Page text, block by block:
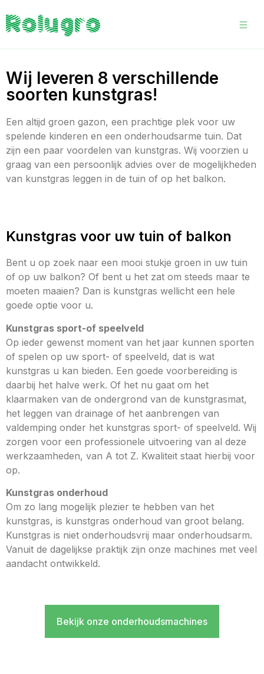
Wij leveren 8 verschillende
soorten kunstgras!
Een altijd groen gazon, een prachtige plek voor uw
spelende kinderen en een onderhoudsarme tuin. Dat
zijn een paar voordelen van kunstgras. Wij voorzien u
graag van een persoonlijk advies over de mogelijkheden
van kunstgras leggen in de tuin of op het balkon.
Kunstgras voor uw tuin of balkon
Bent u op zoek naar een mooi stukje groen in uw tuin
of op uw balkon? Of bent u het zat om steeds maar te
moeten maaien? Dan is kunstgras wellicht een hele
goede optie voor u.
Kunstgras sport-of speelveld
Op ieder gewenst moment van het jaar kunnen sporten
of spelen op uw sport- of speelveld, dat is wat
kunstgras u kan bieden. Een goede voorbereiding is
daarbij het halve werk. Of het nu gaat om het
klaarmaken van de ondergrond van de kunstgrasmat,
het leggen van drainage of het aanbrengen van
valdemping onder het kunstgras sport- of speelveld. Wij
zorgen voor een professionele uitvoering van al deze
werkzaamheden, van A tot Z. Kwaliteit staat hierbij voor
op.
Kunstgras onderhoud
Om zo lang mogelijk plezier te hebben van het
kunstgras, is kunstgras onderhoud van groot belang.
Kunstgras is niet onderhoudsvrij maar onderhoudsarm.
Vanuit de dagelijkse praktijk zijn onze machines met veel
aandacht ontwikkeld.
Bekijk onze onderhoudsmachines